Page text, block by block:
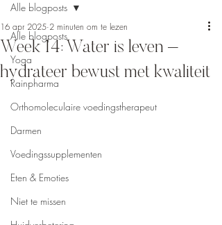
Alle blogposts
Yoga
Rainpharma
Orthomoleculaire voedingstherapeut
Darmen
Voedingssupplementen
Eten & Emoties
Niet te missen
Alle blogposts
Week 14: Water is leven –
hydrateer bewust met kwaliteit
16 apr 2025 2 minuten om te lezen